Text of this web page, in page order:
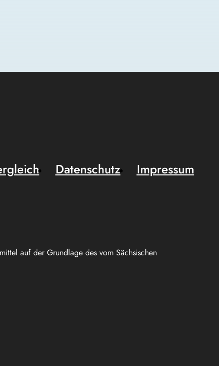
auf der Grundlage des vom Sächsischen
Datenschutz
Impressum